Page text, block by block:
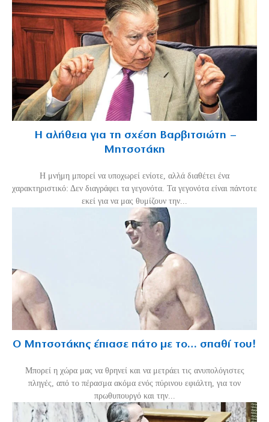
Η αλήθεια για τη σχέση Βαρβιτσιώτη –
Μητσοτάκη
H μνήμη μπορεί να υποχωρεί ενίοτε, αλλά διαθέτει ένα
χαρακτηριστικό: Δεν διαγράφει τα γεγονότα. Τα γεγονότα είναι πάντοτε
εκεί για να μας θυμίζουν την...
Ο Μητσοτάκης έπιασε πάτο με το… σπαθί του!
Mπορεί η χώρα μας να θρηνεί και να μετράει τις ανυπολόγιστες
πληγές, από το πέρασμα ακόμα ενός πύρινου εφιάλτη, για τον
πρωθυπουργό και την...